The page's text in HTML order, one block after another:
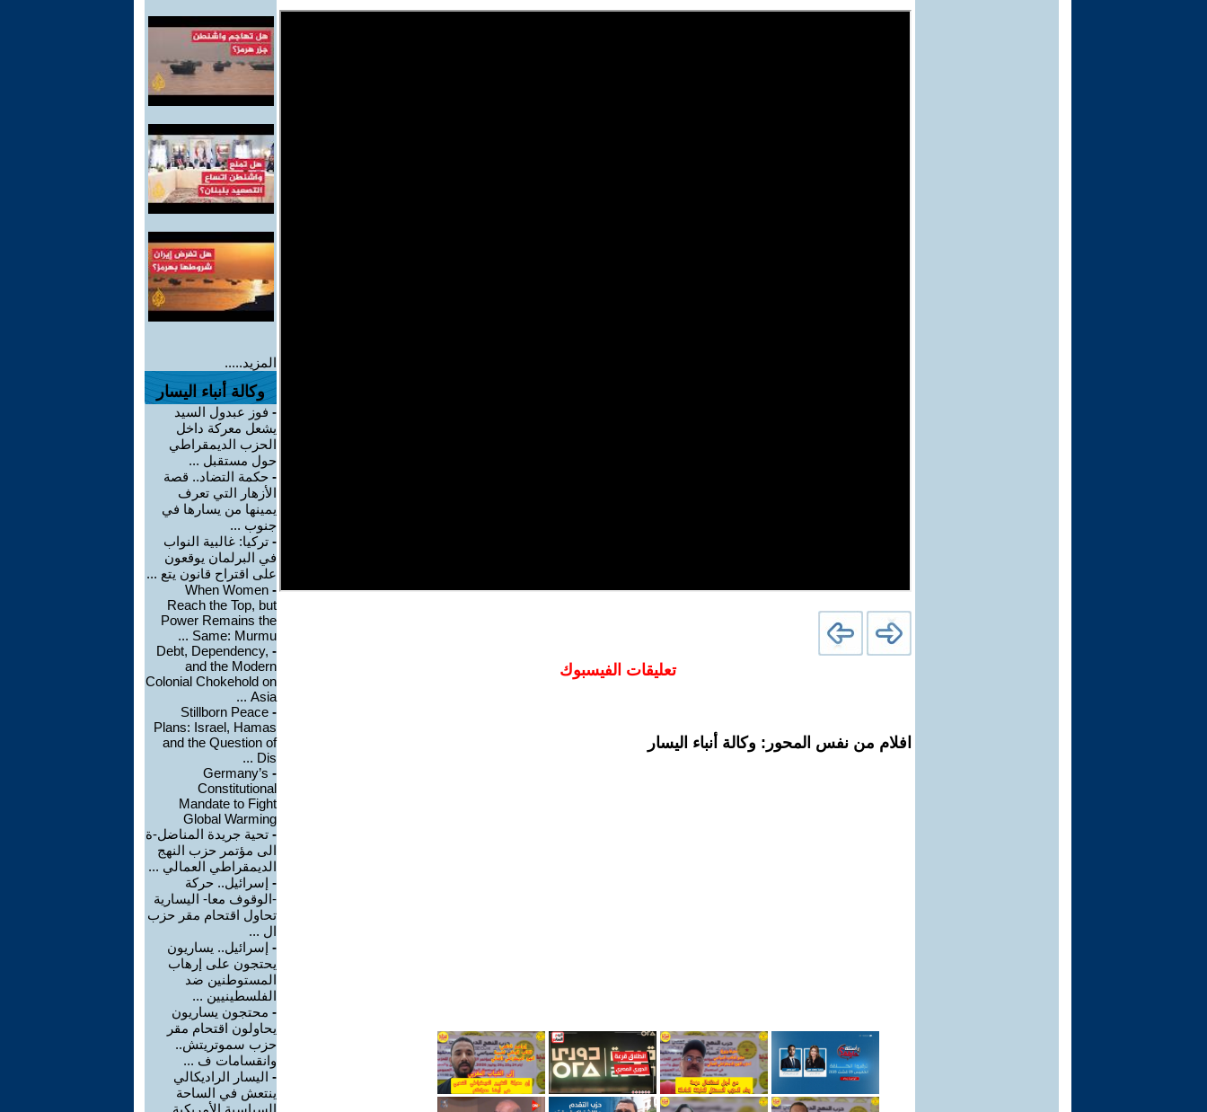
تعليقات الفيسبوك
افلام من نفس المحور: وكالة أنباء اليسار
المزيد.....
وكالة أنباء اليسار
- فوز عبدول السيد
يشعل معركة داخل
الحزب الديمقراطي
حول مستقبل ...
- حكمة التضاد.. قصة
الأزهار التي تعرف
يمينها من يسارها في
جنوب ...
- تركيا: غالبية النواب
في البرلمان يوقعون
على اقتراح قانون يتع ...
-
When Women
Reach the Top, but
Power Remains the
Same: Murmu ...
-
Debt, Dependency,
and the Modern
Colonial Chokehold on
Asia ...
-
Stillborn Peace
Plans: Israel, Hamas
and the Question of
Dis ...
-
Germany’s
Constitutional
Mandate to Fight
Global Warming
- تحية جريدة المناضل-ة
الى مؤتمر حزب النهج
الديمقراطي العمالي ...
- إسرائيل.. حركة
-الوقوف معا- اليسارية
تحاول اقتحام مقر حزب
ال ...
- إسرائيل.. يساريون
يحتجون على إرهاب
المستوطنين ضد
الفلسطينيين ...
- محتجون يساريون
يحاولون اقتحام مقر
حزب سموتريتش..
وانقسامات ف ...
- اليسار الراديكالي
ينتعش في الساحة
السياسية الأمريكية